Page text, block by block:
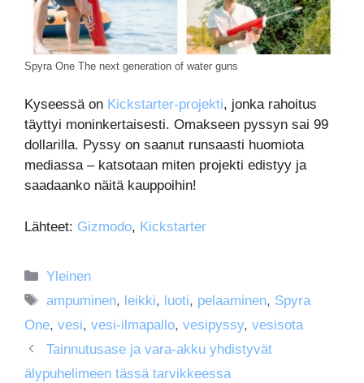
Spyra One The next generation of water guns
Kyseessä on Kickstarter-projekti, jonka rahoitus
täyttyi moninkertaisesti. Omakseen pyssyn sai 99
dollarilla. Pyssy on saanut runsaasti huomiota
mediassa – katsotaan miten projekti edistyy ja
saadaanko näitä kauppoihin!
Lähteet: Gizmodo, Kickstarter
Kategoriat
Yleinen
Avainsanat
ampuminen, leikki, luoti, pelaaminen, Spyra
One, vesi, vesi-ilmapallo, vesipyssy, vesisota
Tainnutusase ja vara-akku yhdistyvät
älypuhelimeen tässä tarvikkeessa